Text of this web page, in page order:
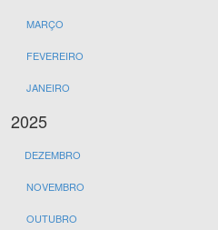
MARÇO
FEVEREIRO
JANEIRO
2025
DEZEMBRO
NOVEMBRO
OUTUBRO